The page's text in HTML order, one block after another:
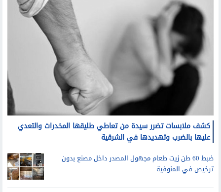
كشف ملابسات تضرر سيدة من تعاطي طليقها المخدرات والتعدي
عليها بالضرب وتهديدها في الشرقية
ضبط 60 طن زيت طعام مجهول المصدر داخل مصنع بدون
ترخيص في المنوفية